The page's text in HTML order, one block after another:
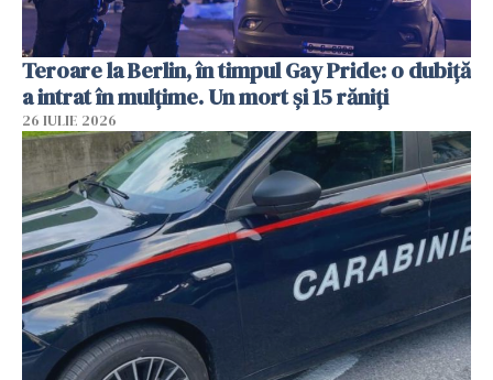
Teroare la Berlin, în timpul Gay Pride: o dubiță
a intrat în mulțime. Un mort și 15 răniți
26 IULIE 2026